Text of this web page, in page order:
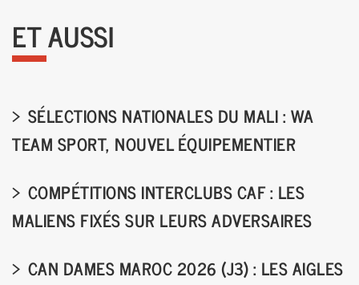
ET AUSSI
SÉLECTIONS NATIONALES DU MALI : WA
TEAM SPORT, NOUVEL ÉQUIPEMENTIER
COMPÉTITIONS INTERCLUBS CAF : LES
MALIENS FIXÉS SUR LEURS ADVERSAIRES
CAN DAMES MAROC 2026 (J3) : LES AIGLES